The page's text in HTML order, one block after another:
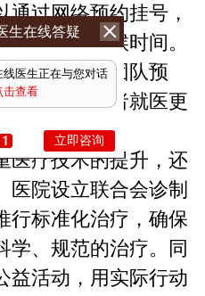
过网络预约挂号，
了就诊等候时间。
客服、医生团队预
服务，让患者就医更
疗技术的提升，还
医院设立联合会诊制
行标准化治疗，确保
学、规范的治疗。同
益活动，用实际行动
生在线答疑
线医生正在与您对话
击查看
立即咨询